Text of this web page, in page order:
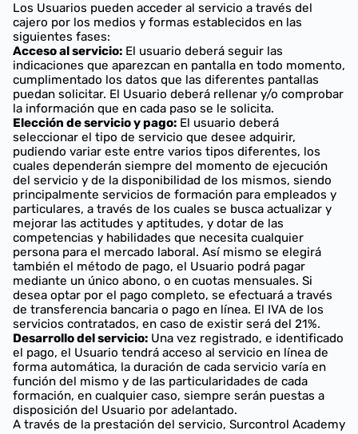
Los Usuarios pueden acceder al servicio a través del
cajero por los medios y formas establecidos en las
siguientes fases:
Acceso al servicio: El usuario deberá seguir las
indicaciones que aparezcan en pantalla en todo momento,
cumplimentado los datos que las diferentes pantallas
puedan solicitar. El Usuario deberá rellenar y/o comprobar
la información que en cada paso se le solicita.
Elección de servicio y pago: El usuario deberá
seleccionar el tipo de servicio que desee adquirir,
pudiendo variar este entre varios tipos diferentes, los
cuales dependerán siempre del momento de ejecución
del servicio y de la disponibilidad de los mismos, siendo
principalmente servicios de formación para empleados y
particulares, a través de los cuales se busca actualizar y
mejorar las actitudes y aptitudes, y dotar de las
competencias y habilidades que necesita cualquier
persona para el mercado laboral. Así mismo se elegirá
también el método de pago, el Usuario podrá pagar
mediante un único abono, o en cuotas mensuales. Si
desea optar por el pago completo, se efectuará a través
de transferencia bancaria o pago en línea. El IVA de los
servicios contratados, en caso de existir será del 21%.
Desarrollo del servicio: Una vez registrado, e identificado
el pago, el Usuario tendrá acceso al servicio en línea de
forma automática, la duración de cada servicio varía en
función del mismo y de las particularidades de cada
formación, en cualquier caso, siempre serán puestas a
disposición del Usuario por adelantado.
A través de la prestación del servicio, Surcontrol Academy